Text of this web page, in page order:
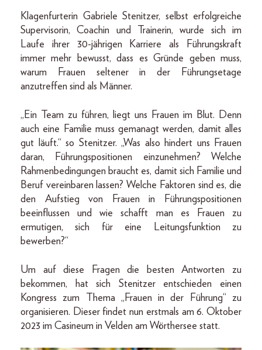
Klagenfurterin Gabriele Stenitzer, selbst erfolgreiche
Supervisorin, Coachin und Trainerin, wurde sich im
Laufe ihrer 30-jährigen Karriere als Führungskraft
immer mehr bewusst, dass es Gründe geben muss,
warum Frauen seltener in der Führungsetage
anzutreffen sind als Männer.
„Ein Team zu führen, liegt uns Frauen im Blut. Denn
auch eine Familie muss gemanagt werden, damit alles
gut läuft.“ so Stenitzer. „Was also hindert uns Frauen
daran, Führungspositionen einzunehmen? Welche
Rahmenbedingungen braucht es, damit sich Familie und
Beruf vereinbaren lassen? Welche Faktoren sind es, die
den Aufstieg von Frauen in Führungspositionen
beeinflussen und wie schafft man es Frauen zu
ermutigen, sich für eine Leitungsfunktion zu
bewerben?“
Um auf diese Fragen die besten Antworten zu
bekommen, hat sich Stenitzer entschieden einen
Kongress zum Thema „Frauen in der Führung“ zu
organisieren. Dieser findet nun erstmals am 6. Oktober
2023 im Casineum in Velden am Wörthersee statt.